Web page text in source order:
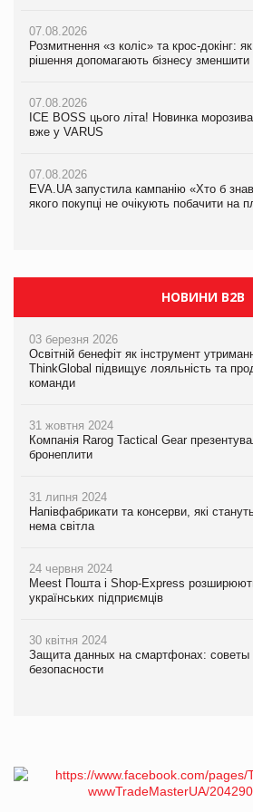
07.08.2026
Розмитнення «з коліс» та крос-докінг: як
рішення допомагають бізнесу зменшити
07.08.2026
ICE BOSS цього літа! Новинка
вже у VARUS
07.08.2026
EVA.UA запустила кампанію «Хто б
якого покупці не очікують побачити на
07.08.2026
EVA.UA запустила кампанію «Хто б
06.08.2026
Смачна новинка для хвостатих: у VARUS
05.08.2026
Мережа супермаркетів VARUS купує
07.08.2026
Kraft Heinz скоротила збиток у першому
Продажі Hugo Boss впали на 9%
НОВИНИ B2B
03 березня 2026
Освітній бенефіт як інструмент
ThinkGlobal підвищує лояльність та
команди
31 жовтня 2024
Компанія Rarog Tactical Gear
бронеплити
31 липня 2024
Напівфабрикати та консерви, які
нема світла
24 червня 2024
Meest Пошта і Shop-Express
українських підприємців
30 квітня 2024
Защита данных на смартфонах:
безопасности